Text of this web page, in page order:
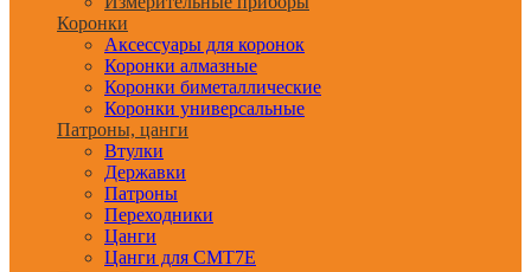
Коронки
Аксессуары для коронок
Коронки алмазные
Коронки биметаллические
Коронки универсальные
Патроны, цанги
Втулки
Державки
Патроны
Переходники
Цанги
Цанги для CMT7E